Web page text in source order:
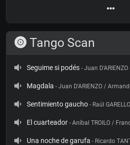
Tango Scan
Seguime si podés - Juan
Magdala - Juan D'ARIENZO /
Sentimiento gaucho - Raúl
El cuarteador - Aníbal TROILO /
Una noche de garufa - Ricardo